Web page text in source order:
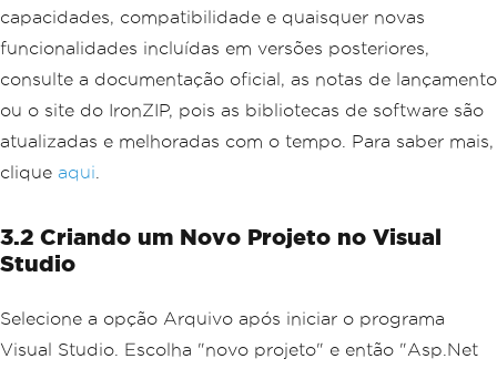
capacidades, compatibilidade e quaisquer novas
funcionalidades incluídas em versões posteriores,
consulte a documentação oficial, as notas de lançamento
ou o site do IronZIP, pois as bibliotecas de software são
atualizadas e melhoradas com o tempo. Para saber mais,
clique aqui
3.2 Criando um Novo Projeto no Visual
Studio
Selecione a opção Arquivo após iniciar o programa
Visual Studio. Escolha "novo projeto" e então "Asp.Net